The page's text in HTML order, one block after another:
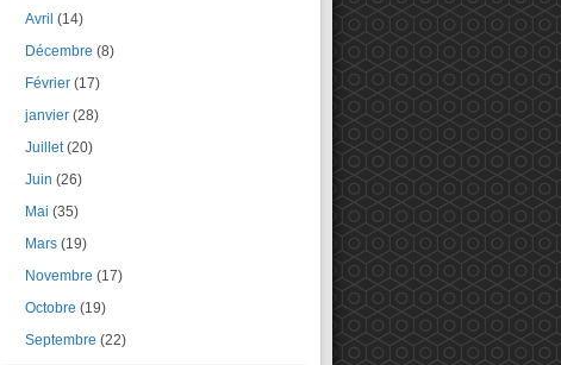
Avril (14)
Décembre (8)
Février (17)
janvier (28)
Juillet(20)
Juin (26)
Mai (35)
Mars (19)
Novembre (17)
Octobre (19)
Septembre (22)